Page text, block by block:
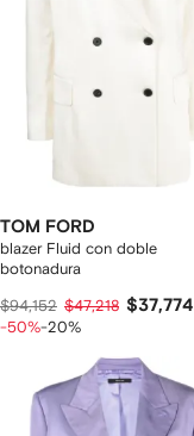
TOM FORD
blazer Fluid con doble
botonadura
$94,152 $47,218 $37,774
-50%-20%